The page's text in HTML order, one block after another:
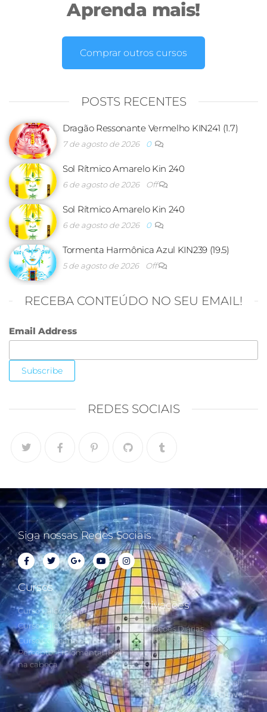
Aprenda mais!
Comprar outros cursos
POSTS RECENTES
Dragão Ressonante Vermelho KIN241 (1.7)
7 de agosto de 2026 0
Sol Rítmico Amarelo Kin 240
6 de agosto de 2026 Off
Sol Rítmico Amarelo Kin 240
6 de agosto de 2026 0
Tormenta Harmônica Azul KIN239 (19.5)
5 de agosto de 2026 Off
RECEBA CONTEÚDO NO SEU EMAIL!
Email Address
REDES SOCIAIS
Siga nossas Redes Sociais
Cursos
Curso Cálculo Parte 1
Curso Cálculo Parte 2
Curso Colocando o
Perceptor Holomental (PH)
na cabeça
Ativações
Ativações Diárias
Synchronotron
Ativações Diárias Lei do
Tempo
Estudos Postulados da Lei
do Tempo e das 260 Chaves
do Synchronotron